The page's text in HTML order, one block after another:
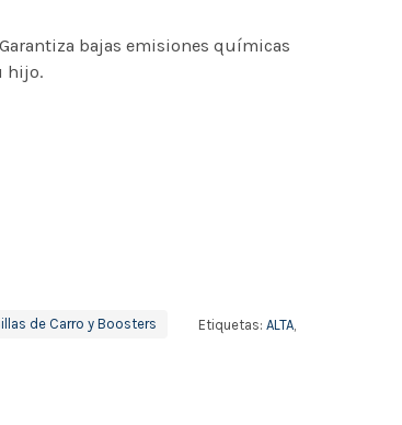
Garantiza bajas emisiones químicas
hijo.
de Carro y Boosters Etiquetas:ALTA